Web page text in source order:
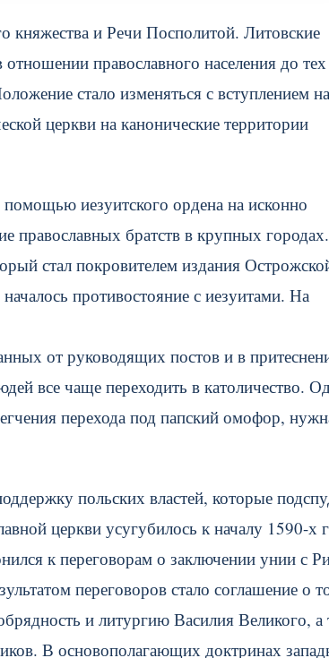
княжества и Речи Посполитой. Литовские
православного населения до
стало изменяться с вступлением на
церкви на канонические территории
иезуитского ордена на исконно
православных братств в крупных городах.
стал покровителем издания
противостояние с иезуитами. На
от руководящих постов и в
все чаще переходить в католичество.
перехода под папский омофор,
польских властей, которые
церкви усугубилось к началу 1590-х
к переговорам о заключении унии с
переговоров стало соглашение о
и литургию Василия Великого, а
В основополагающих доктринах